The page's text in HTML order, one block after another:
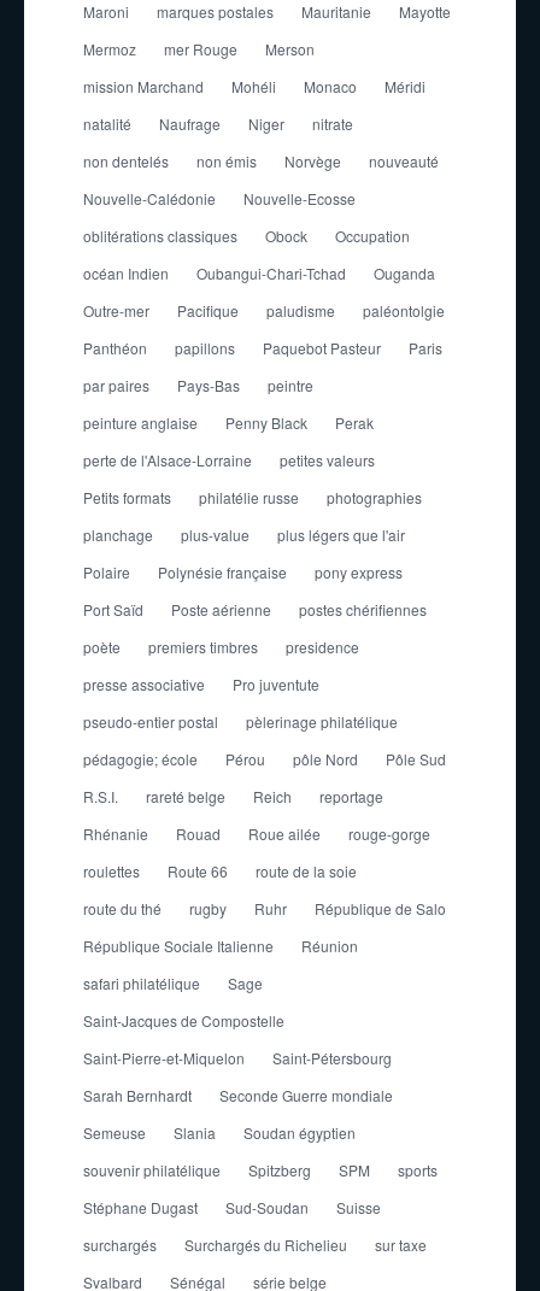
Maroni marques postales Mauritanie
Mayotte
Mermoz
mer Rouge
Merson
mission Marchand
Mohéli Monaco
Méridi
natalité
Naufrage Niger
nitrate
non dentelés
non émis Norvège
nouveauté
Nouvelle-Calédonie
Nouvelle-Ecosse
oblitérations classiques
Obock
Occupation
océan Indien
Oubangui-Chari-Tchad
Ouganda
Outre-mer
Pacifique paludisme
paléontolgie
Panthéon
papillons Paquebot Pasteur
Paris
par paires
Pays-Bas
peintre
peinture anglaise
Penny Black
Perak
perte de l'Alsace-Lorraine
petites valeurs
Petits formats
philatélie russe
photographies
planchage
plus-value
plus légers que l'air
Polaire
Polynésie française
pony express
Port Saïd
Poste aérienne
postes chérifiennes
poète
premiers timbres
presidence
presse associative
Pro juventute
pseudo-entier postal
pèlerinage philatélique
pédagogie; école
Pérou pôle Nord
Pôle Sud
R.S.I.
rareté belge Reich
reportage
Rhénanie
Rouad Roue ailée
rouge-gorge
roulettes
Route 66
route de la soie
route du thé
rugby Ruhr
République de Salo
République Sociale Italienne
Réunion
safari philatélique
Sage
Saint-Jacques de Compostelle
Saint-Pierre-et-Miquelon
Saint-Pétersbourg
Sarah Bernhardt
Seconde Guerre mondiale
Semeuse
Slania
Soudan égyptien
souvenir philatélique
Spitzberg SPM
sports
Stéphane Dugast
Sud-Soudan
Suisse
surchargés
Surchargés du Richelieu
sur taxe
Svalbard
Sénégal
série belge